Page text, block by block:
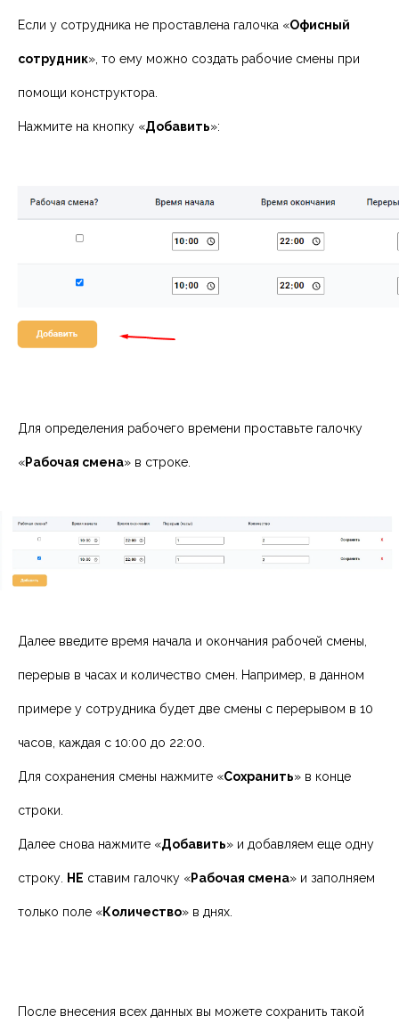
Если у сотрудника не проставлена галочка «Офисный
сотрудник», то ему можно создать рабочие смены при
помощи конструктора.
Нажмите на кнопку «Добавить»:
Для определения рабочего времени проставьте галочку
«Рабочая смена» в строке.
Далее введите время начала и окончания рабочей смены,
перерыв в часах и количество смен. Например, в данном
примере у сотрудника будет две смены с перерывом в 10
часов, каждая с 10:00 до 22:00.
Для сохранения смены нажмите «Сохранить» в конце
строки.
Далее снова нажмите «Добавить» и добавляем еще одну
строку. НЕ ставим галочку «Рабочая смена» и заполняем
только поле «Количество» в днях.
После внесения всех данных вы можете сохранить такой